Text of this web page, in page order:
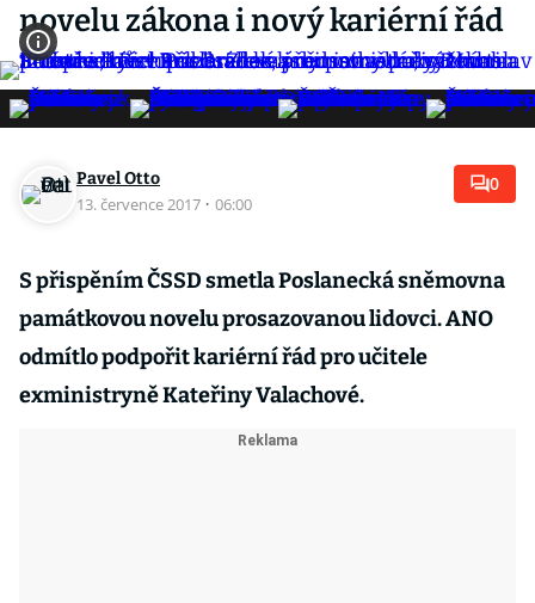
novelu zákona i nový kariérní řád
Pavel Otto
13. července 2017 · 06:00
0
S přispěním ČSSD smetla Poslanecká sněmovna
památkovou novelu prosazovanou lidovci. ANO
odmítlo podpořit kariérní řád pro učitele
exministryně Kateřiny Valachové.